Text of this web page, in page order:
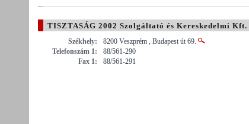
TISZTASÁG 2002 Szolgáltató és Kereskedelmi Kft.
Székhely:
8200 Veszprém , Budapest út 69.
Telefonszám 1:
88/561-290
Fax 1:
88/561-291